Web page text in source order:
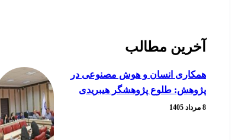
آخرین مطالب
همکاری انسان و هوش مصنوعی در
پژوهش: طلوع پژوهشگر هیبریدی
8 مرداد 1405